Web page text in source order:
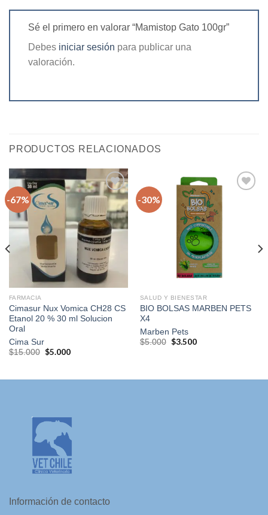
Sé el primero en valorar “Mamistop Gato 100gr”
Debes iniciar sesión para publicar una
valoración.
PRODUCTOS RELACIONADOS
-67%
Agregar
a la
lista de
deseos
FARMACIA
Cimasur Nux Vomica CH28 CS
Etanol 20 % 30 ml Solucion
Oral
Cima Sur
$15.000
El
$5.000El
-30%
SALUD Y BIENESTAR
BIO BOLSAS MARBEN PETS
X4
Marben Pets
$5.000
El
$3.500El
Información de contacto